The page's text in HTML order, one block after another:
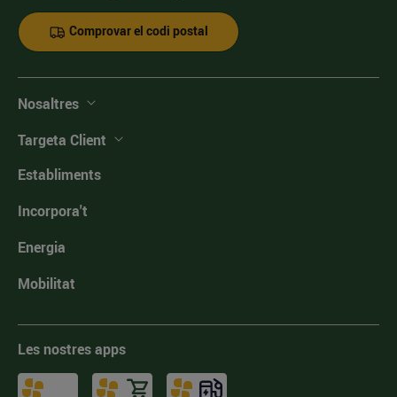
Comprovar el codi postal
Nosaltres
Targeta Client
Establiments
Incorpora't
Energia
Mobilitat
Les nostres apps